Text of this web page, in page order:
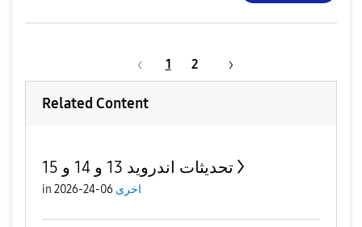
1 2
Related Content
تحديثات اندرويد 13 و 14 و 15
in اخرى 06-24-2026